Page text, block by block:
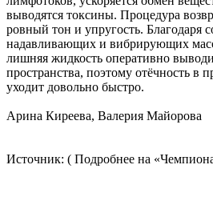
выводятся токсины. Процедура
ровный тон и упругость. Благодаря
надавливающих и вибрирующих
лишняя жидкость оперативно
пространства, поэтому отёчность в
уходит довольно быстро.
Арина Киреева, Валерия Майорова
Источник: ( Подробнее на